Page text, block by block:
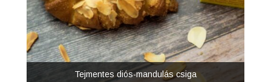
Tejmentes diós-mandulás csiga